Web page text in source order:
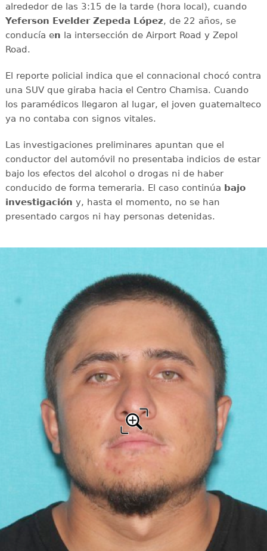
alrededor de las 3:15 de la tarde (hora local), cuando
Yeferson Evelder Zepeda López, de 22 años, se
conducía en la intersección de Airport Road y Zepol
Road.
El reporte policial indica que el connacional chocó contra
una SUV que giraba hacia el Centro Chamisa. Cuando
los paramédicos llegaron al lugar, el joven guatemalteco
ya no contaba con signos vitales.
Las investigaciones preliminares apuntan que el
conductor del automóvil no presentaba indicios de estar
bajo los efectos del alcohol o drogas ni de haber
conducido de forma temeraria. El caso continúa bajo
investigación y, hasta el momento, no se han
presentado cargos ni hay personas detenidas.